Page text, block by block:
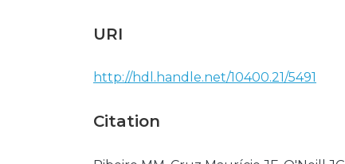
URI
http://hdl.handle.net/10400.21/5491
Citation